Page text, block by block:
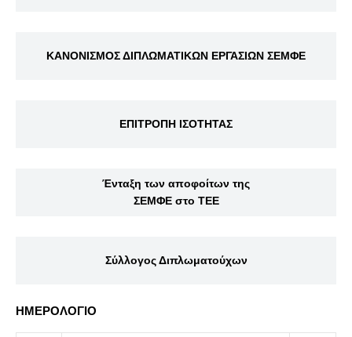
ΚΑΝΟΝΙΣΜΟΣ ΔΙΠΛΩΜΑΤΙΚΩΝ ΕΡΓΑΣΙΩΝ ΣΕΜΦΕ
ΕΠΙΤΡΟΠΗ ΙΣΟΤΗΤΑΣ
Ένταξη των αποφοίτων της
ΣΕΜΦΕ στο ΤΕΕ
Σύλλογος Διπλωματούχων
ΗΜΕΡΟΛΟΓΙΟ